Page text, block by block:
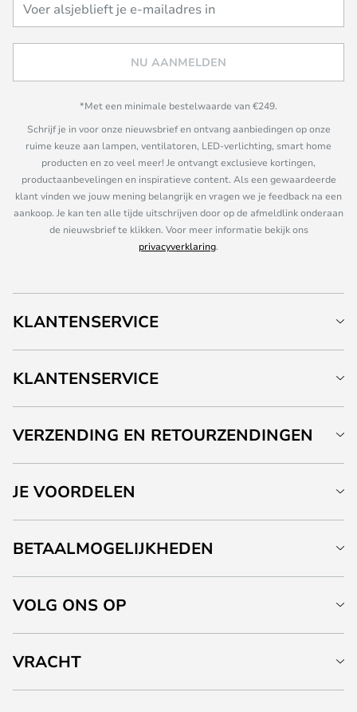
NU AANMELDEN
*Met een minimale bestelwaarde van €249.
Schrijf je in voor onze nieuwsbrief en ontvang aanbiedingen op onze
ruime keuze aan lampen, ventilatoren, LED-verlichting, smart home
producten en zo veel meer! Je ontvangt exclusieve kortingen,
productaanbevelingen en inspiratieve content. Als een gewaardeerde
klant vinden we jouw mening belangrijk en vragen we je feedback na een
aankoop. Je kan ten alle tijde uitschrijven door op de afmeldlink onderaan
de nieuwsbrief te klikken. Voor meer informatie bekijk ons
privacyverklaring.
KLANTENSERVICE
KLANTENSERVICE
VERZENDING EN RETOURZENDINGEN
JE VOORDELEN
BETAALMOGELIJKHEDEN
VOLG ONS OP
VRACHT